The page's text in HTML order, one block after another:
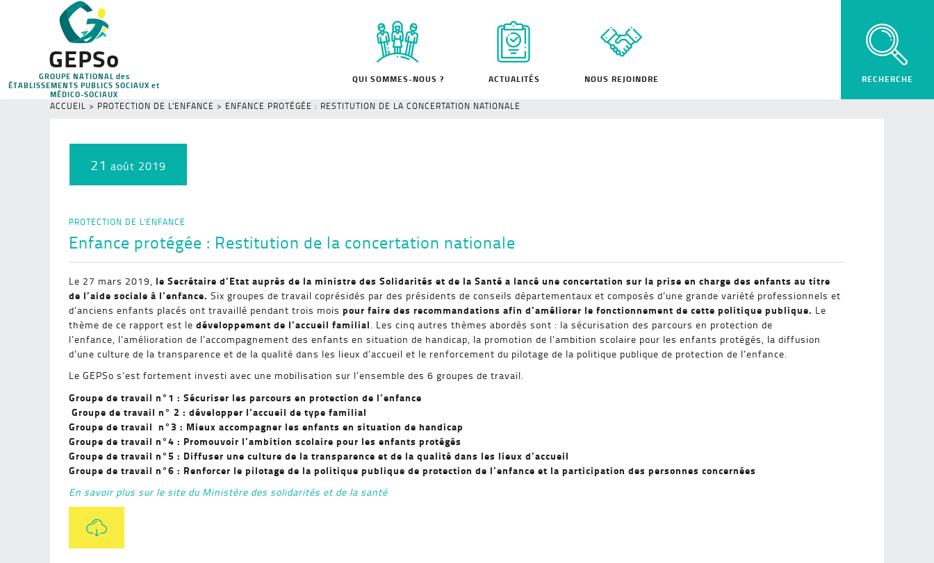
GEPSo
GROUPE NATIONAL des
ÉTABLISSEMENTS PUBLICS SOCIAUX et
MÉDICO-SOCIAUX
QUI SOMMES-NOUS ? ACTUALITÉS NOUS REJOINDRE
ACCUEIL > PROTECTION DE L'ENFANCE > ENFANCE PROTÉGÉE : RESTITUTION DE LA CONCERTATION NATIONALE
21 août 2019
PROTECTION DE L'ENFANCE
Enfance protégée : Restitution de la concertation nationale
Le 27 mars 2019, le Secrétaire d’Etat auprès de la ministre des Solidarités et de la Santé a lancé une concertation sur la prise en charge des enfants au titre
de l’aide sociale à l’enfance. Six groupes de travail coprésidés par des présidents de conseils départementaux et composés d’une grande variété professionnels et
d’anciens enfants placés ont travaillé pendant trois moispour faire des recommandations afin d’améliorer le fonctionnement de cette politique publique. Le
thème de ce rapport est ledéveloppement de l’accueil familial. Les cinq autres thèmes abordés sont : la sécurisation des parcours en protection de
l’enfance, l’amélioration de l’accompagnement des enfants en situation de handicap, la promotion de l’ambition scolaire pour les enfants protégés, la diffusion
d’une culture de la transparence et de la qualité dans les lieux d’accueil et le renforcement du pilotage de la politique publique de protection de l’enfance.
Le GEPSo s’est fortement investi avec une mobilisation sur l’ensemble des 6 groupes de travail.
Groupe de travail n°1 : Sécuriser les parcours en protection de l’enfance
Groupe de travail n° 2 : développer l’accueil de type familial
Groupe de travail n°3 : Mieux accompagner les enfants en situation de handicap
Groupe de travail n°4 : Promouvoir l’ambition scolaire pour les enfants protégés
Groupe de travail n°5 : Diffuser une culture de la transparence et de la qualité dans les lieux d’accueil
Groupe de travail n°6 : Renforcer le pilotage de la politique publique de protection de l’enfance et la participation des personnes concernées
En savoir plus sur le site du Ministère des solidarités et de la santé